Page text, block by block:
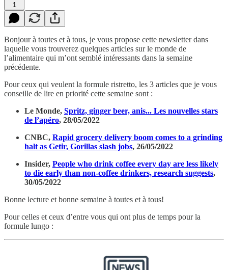
1
Bonjour à toutes et à tous, je vous propose cette newsletter dans
laquelle vous trouverez quelques articles sur le monde de
l’alimentaire qui m’ont semblé intéressants dans la semaine
précédente.
Pour ceux qui veulent la formule ristretto, les 3 articles que je vous
conseille de lire en priorité cette semaine sont :
Le Monde, Spritz, ginger beer, anis... Les nouvelles stars
de l’apéro, 28/05/2022
CNBC, Rapid grocery delivery boom comes to a grinding
halt as Getir, Gorillas slash jobs, 26/05/2022
Insider, People who drink coffee every day are less likely
to die early than non-coffee drinkers, research suggests,
30/05/2022
Bonne lecture et bonne semaine à toutes et à tous!
Pour celles et ceux d’entre vous qui ont plus de temps pour la
formule lungo :